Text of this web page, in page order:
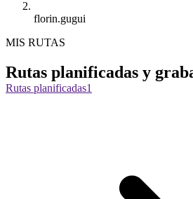
florin.gugui
MIS RUTAS
Rutas planificadas y
Rutas planificadas1